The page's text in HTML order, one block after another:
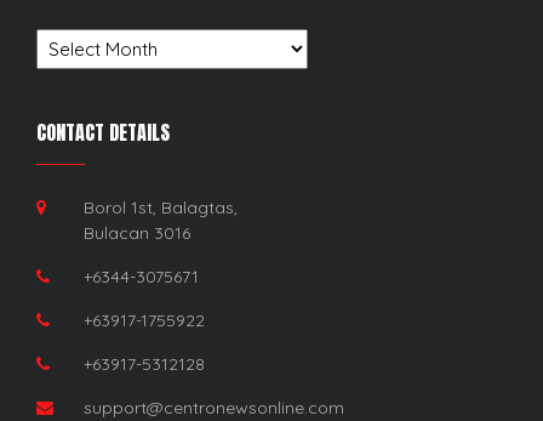
Archives
CONTACT DETAILS
Borol 1st, Balagtas,
Bulacan 3016
+6344-3075671
+63917-1755922
+63917-5312128
support@centronewsonline.com